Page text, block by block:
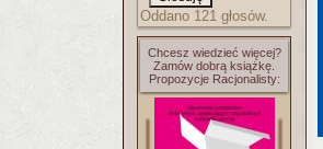
Oddano 121 głosów.
Chcesz wiedzieć więcej?
Zamów dobrą książkę.
Propozycje Racjonalisty: